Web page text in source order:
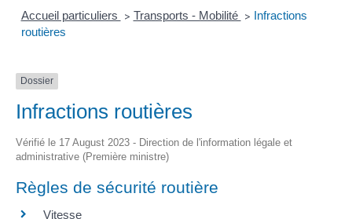
Accueil particuliers > Transports - Mobilité > Infractions
routières
Dossier
Infractions routières
Vérifié le 17 August 2023 - Direction de l'information légale et
administrative (Première ministre)
Règles de sécurité routière
Vitesse